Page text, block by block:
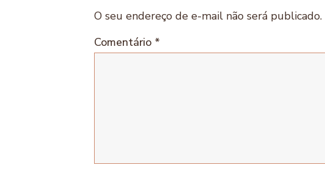
O seu endereço de e-mail não será publicado.
Comentário *